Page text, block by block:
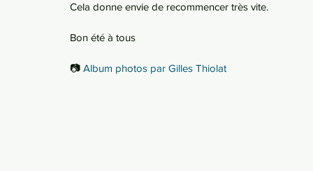
Cela donne envie de recommencer très vite.
Bon été à tous
📷 Album photos par Gilles Thiolat